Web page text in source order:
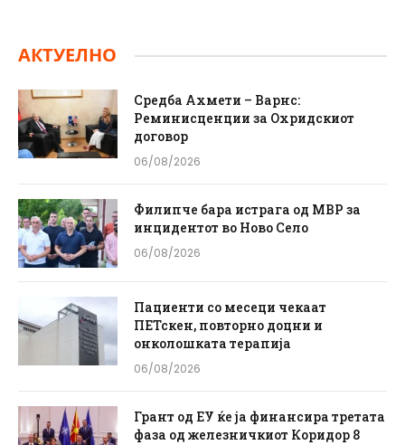
АКТУЕЛНО
Средба Ахмети – Варнс:
Реминисценции за Охридскиот
договор
06/08/2026
Филипче бара истрага од МВР за
инцидентот во Ново Село
06/08/2026
Пациенти со месеци чекаат
ПЕТскен, повторно доцни и
онколошката терапија
06/08/2026
Грант од ЕУ ќе ја финансира третата
фаза од железничкиот Коридор 8